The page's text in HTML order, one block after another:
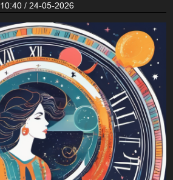
10:40 / 24-05-2026